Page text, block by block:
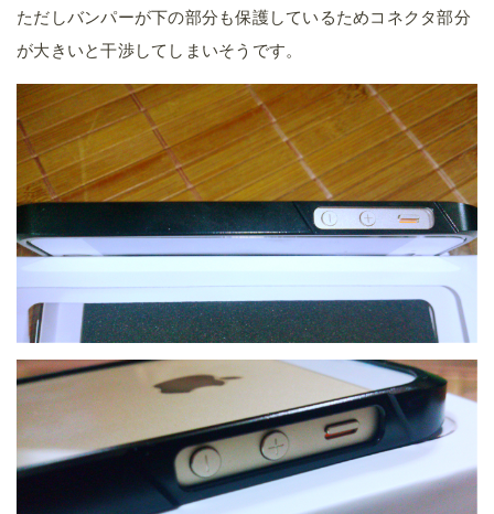
ただしバンパーが下の部分も保護しているためコネクタ部分
が大きいと干渉してしまいそうです。